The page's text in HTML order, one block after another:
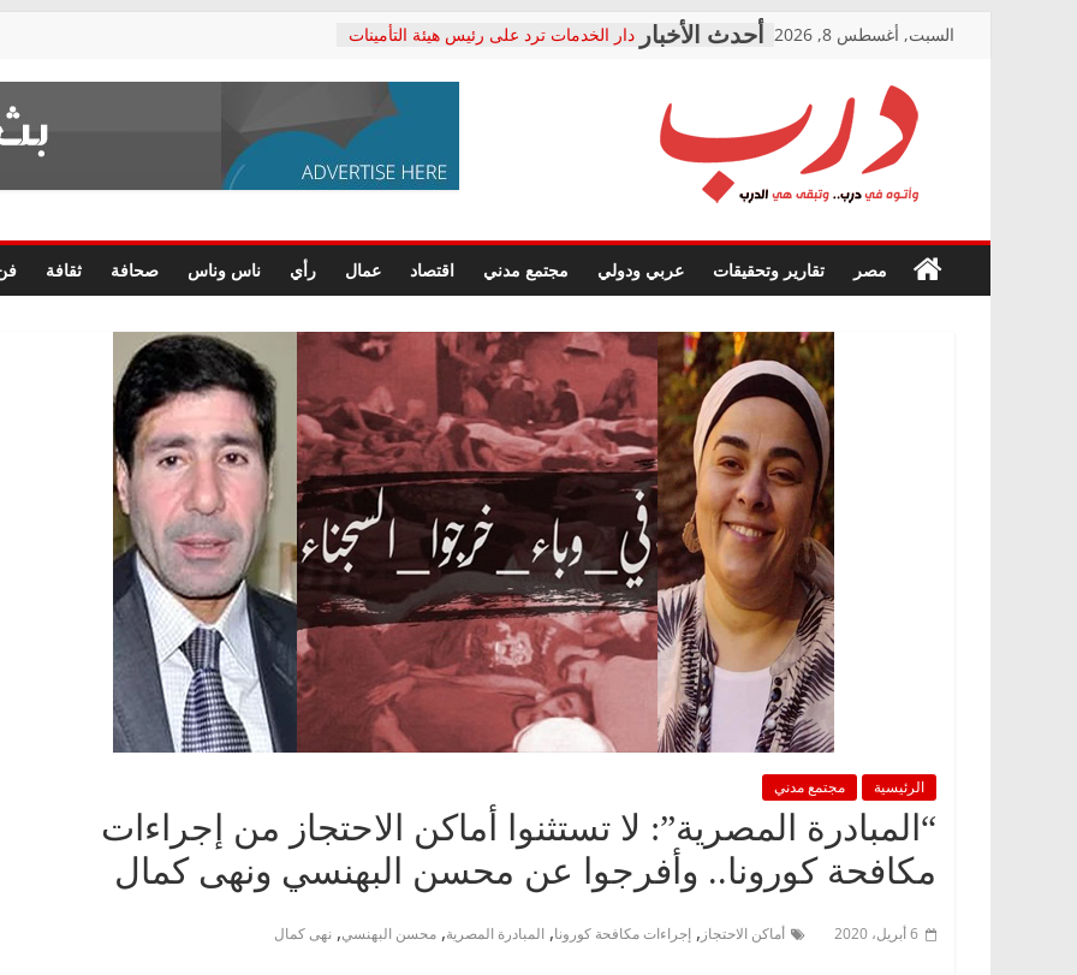
السبت, أغسطس 8, 2026
دار الخدمات ترد على رئيس هيئة التأمينات
معاناة أصحاب المعاشات.. ونطالب بكشف
فرحات سليمان يكتب: القطاع الصحي إلى
حزب التحالف الشعبي يطلق لجنة “الحق
صور .. اعتماد الرسومات النهائية للقرار
الوزاري لمدينة الصحفيين.. وانتهاء أعمال
إنشاء المبنى الإداري
متابعة قضية الدكتور محمد زهران.. ويؤكد:
قرينة البراءة وضمانات المحاكمة العادلة
حق أصيل
درب
في
درب..
مصر تقارير وتحقيقات عربي ودولي مجتمع مدني اقتصاد عمال رأي ناس وناس صحافة ثقافة
الرئيسية مجتمع مدني
“المبادرة المصرية”: لا تستثنوا أماكن الاحتجاز من إجراءات
مكافحة كورونا.. وأفرجوا عن محسن البهنسي ونهى كمال
6 أبريل، 2020 أماكن الاحتجاز , إجراءات مكافحة كورونا, المبادرة المصرية, محسن البهنسي, نهى كمال